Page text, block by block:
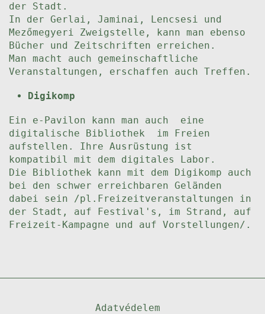
der Stadt.
In der Gerlai, Jaminai, Lencsesi und
Mezőmegyeri Zweigstelle, kann man ebenso
Bücher und Zeitschriften erreichen.
Man macht auch gemeinschaftliche
Veranstaltungen, erschaffen auch Treffen.
Digikomp
Ein e-Pavilon kann man auch eine
digitalische Bibliothek im Freien
aufstellen. Ihre Ausrüstung ist
kompatibil mit dem digitales Labor.
Die Bibliothek kann mit dem Digikomp auch
bei den schwer erreichbaren Geländen
dabei sein /pl.Freizeitveranstaltungen in
der Stadt, auf Festival's, im Strand, auf
Freizeit-Kampagne und auf Vorstellungen/.
Adatvédelem